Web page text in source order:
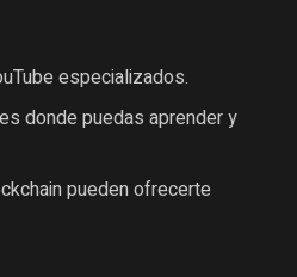
especializados.
donde puedas aprender y
pueden ofrecerte